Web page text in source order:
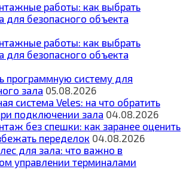
работы: как выбрать
для безопасного объекта
работы: как выбрать
для безопасного объекта
программную систему для
зала 05.08.2026
система Veles: на что обратить
подключении зала 04.08.2026
без спешки: как заранее оценить
переделок 04.08.2026
для зала: что важно в
управлении терминалами